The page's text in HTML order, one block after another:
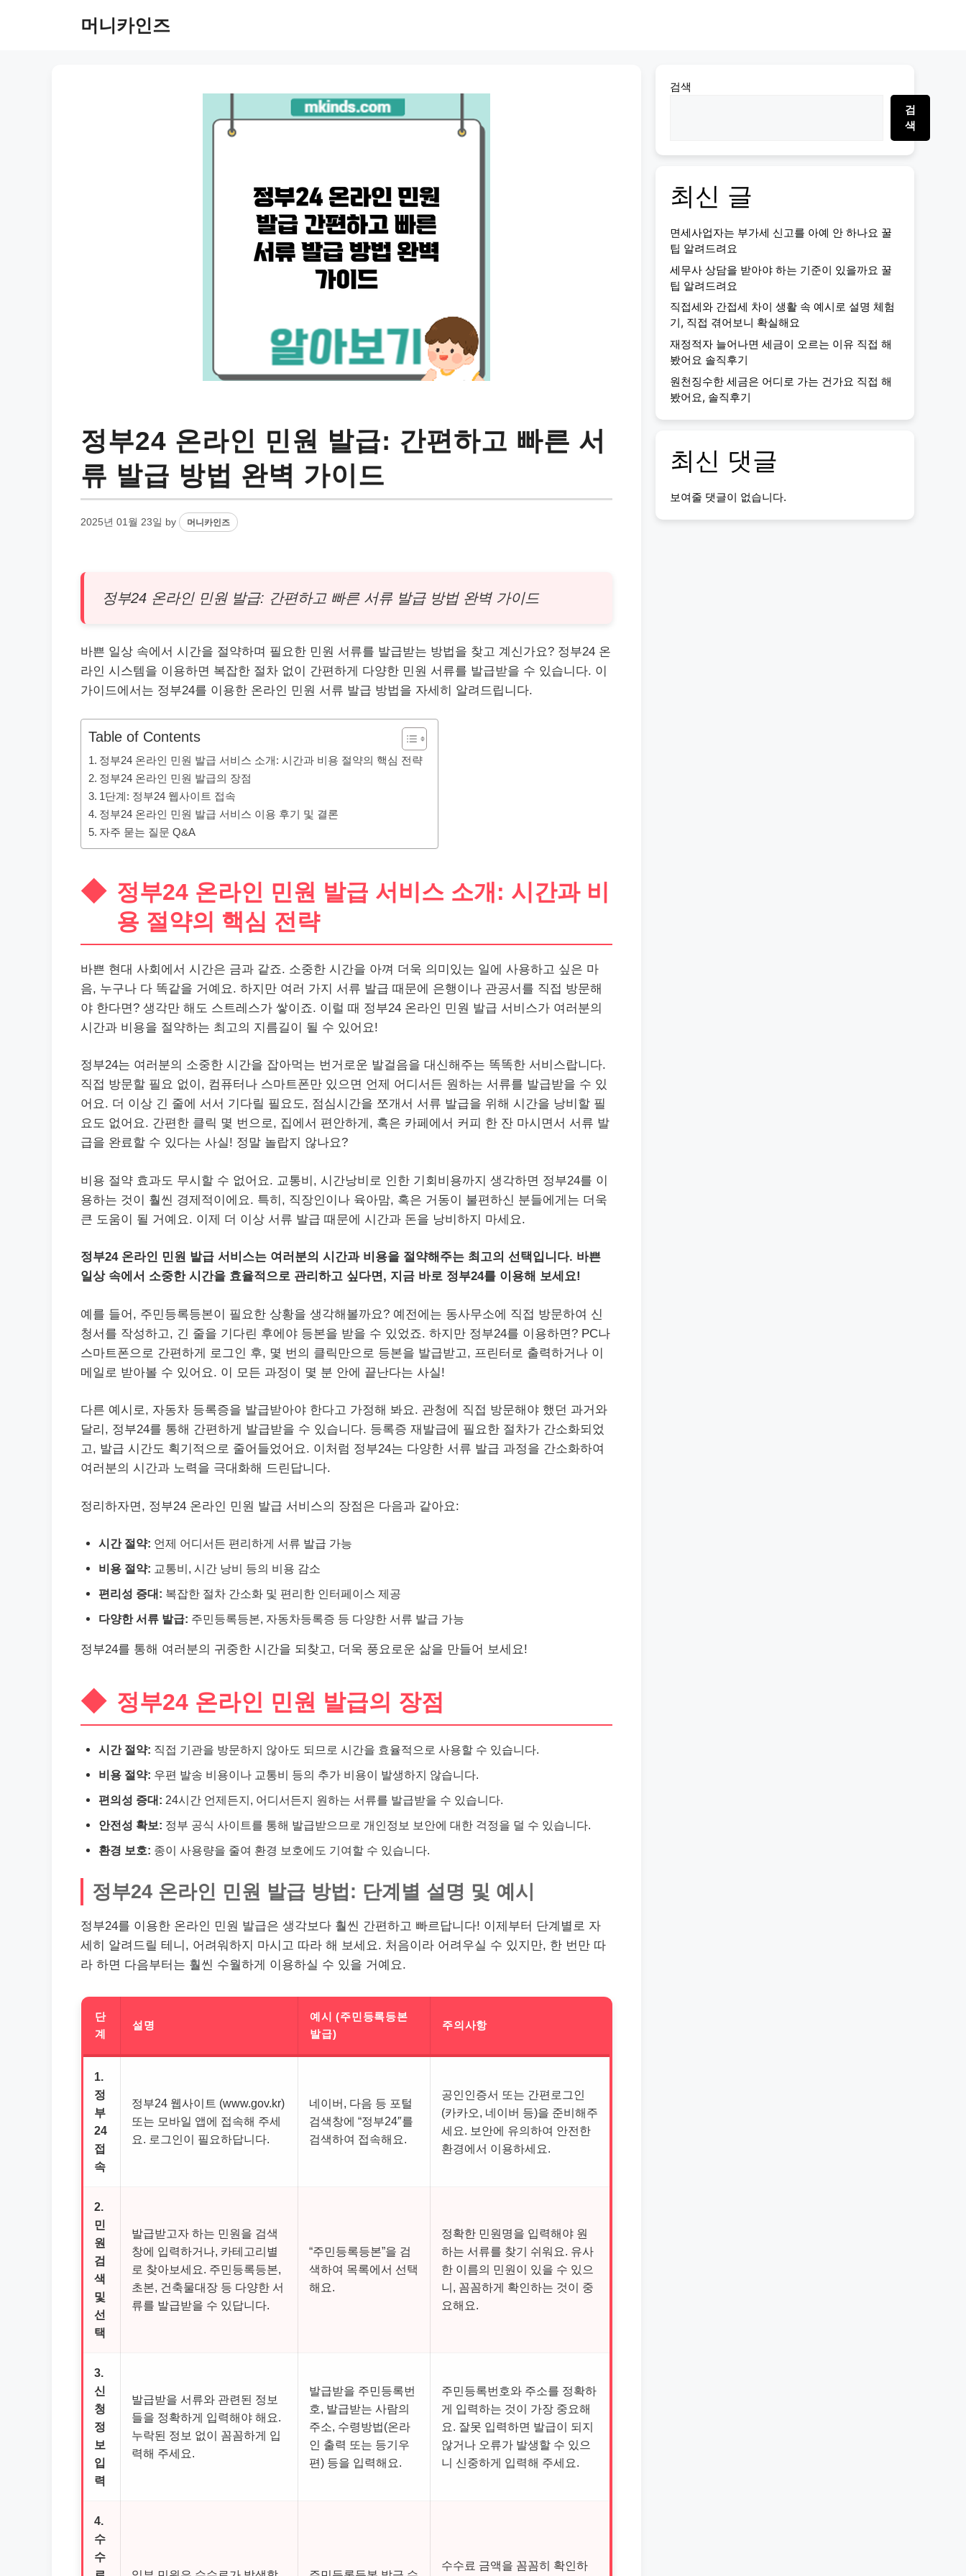
머니카인즈
정부24 온라인 민원 발급: 간편하고 빠른 서
류 발급 방법 완벽 가이드
2025년 01월 23일 by 머니카인즈
정부24 온라인 민원 발급: 간편하고 빠른 서류 발급 방법 완벽 가이드
바쁜 일상 속에서 시간을 절약하며 필요한 민원 서류를 발급받는 방법을 찾고 계신가요? 정부24 온
라인 시스템을 이용하면 복잡한 절차 없이 간편하게 다양한 민원 서류를 발급받을 수 있습니다. 이
가이드에서는 정부24를 이용한 온라인 민원 서류 발급 방법을 자세히 알려드립니다.
Table of Contents
정부24 온라인 민원 발급 서비스 소개: 시간과 비용 절약의 핵심 전략
정부24 온라인 민원 발급의 장점
1단계: 정부24 웹사이트 접속
정부24 온라인 민원 발급 서비스 이용 후기 및 결론
자주 묻는 질문 Q&A
정부24 온라인 민원 발급 서비스 소개: 시간과 비
용 절약의 핵심 전략
바쁜 현대 사회에서 시간은 금과 같죠. 소중한 시간을 아껴 더욱 의미있는 일에 사용하고 싶은 마
음, 누구나 다 똑같을 거예요. 하지만 여러 가지 서류 발급 때문에 은행이나 관공서를 직접 방문해
야 한다면? 생각만 해도 스트레스가 쌓이죠. 이럴 때 정부24 온라인 민원 발급 서비스가 여러분의
시간과 비용을 절약하는 최고의 지름길이 될 수 있어요!
정부24는 여러분의 소중한 시간을 잡아먹는 번거로운 발걸음을 대신해주는 똑똑한 서비스랍니다.
직접 방문할 필요 없이, 컴퓨터나 스마트폰만 있으면 언제 어디서든 원하는 서류를 발급받을 수 있
어요. 더 이상 긴 줄에 서서 기다릴 필요도, 점심시간을 쪼개서 서류 발급을 위해 시간을 낭비할 필
요도 없어요. 간편한 클릭 몇 번으로, 집에서 편안하게, 혹은 카페에서 커피 한 잔 마시면서 서류 발
급을 완료할 수 있다는 사실! 정말 놀랍지 않나요?
비용 절약 효과도 무시할 수 없어요. 교통비, 시간낭비로 인한 기회비용까지 생각하면 정부24를 이
용하는 것이 훨씬 경제적이에요. 특히, 직장인이나 육아맘, 혹은 거동이 불편하신 분들에게는 더욱
큰 도움이 될 거예요. 이제 더 이상 서류 발급 때문에 시간과 돈을 낭비하지 마세요.
정부24 온라인 민원 발급 서비스는 여러분의 시간과 비용을 절약해주는 최고의 선택입니다. 바쁜
일상 속에서 소중한 시간을 효율적으로 관리하고 싶다면, 지금 바로 정부24를 이용해 보세요!
예를 들어, 주민등록등본이 필요한 상황을 생각해볼까요? 예전에는 동사무소에 직접 방문하여 신
청서를 작성하고, 긴 줄을 기다린 후에야 등본을 받을 수 있었죠. 하지만 정부24를 이용하면? PC나
스마트폰으로 간편하게 로그인 후, 몇 번의 클릭만으로 등본을 발급받고, 프린터로 출력하거나 이
메일로 받아볼 수 있어요. 이 모든 과정이 몇 분 안에 끝난다는 사실!
다른 예시로, 자동차 등록증을 발급받아야 한다고 가정해 봐요. 관청에 직접 방문해야 했던 과거와
달리, 정부24를 통해 간편하게 발급받을 수 있습니다. 등록증 재발급에 필요한 절차가 간소화되었
고, 발급 시간도 획기적으로 줄어들었어요. 이처럼 정부24는 다양한 서류 발급 과정을 간소화하여
여러분의 시간과 노력을 극대화해 드린답니다.
정리하자면, 정부24 온라인 민원 발급 서비스의 장점은 다음과 같아요:
시간 절약: 언제 어디서든 편리하게 서류 발급 가능
비용 절약: 교통비, 시간 낭비 등의 비용 감소
편리성 증대: 복잡한 절차 간소화 및 편리한 인터페이스 제공
다양한 서류 발급: 주민등록등본, 자동차등록증 등 다양한 서류 발급 가능
정부24를 통해 여러분의 귀중한 시간을 되찾고, 더욱 풍요로운 삶을 만들어 보세요!
정부24 온라인 민원 발급의 장점
시간 절약: 직접 기관을 방문하지 않아도 되므로 시간을 효율적으로 사용할 수 있습니다.
비용 절약: 우편 발송 비용이나 교통비 등의 추가 비용이 발생하지 않습니다.
편의성 증대: 24시간 언제든지, 어디서든지 원하는 서류를 발급받을 수 있습니다.
안전성 확보: 정부 공식 사이트를 통해 발급받으므로 개인정보 보안에 대한 걱정을 덜 수 있습니다.
환경 보호: 종이 사용량을 줄여 환경 보호에도 기여할 수 있습니다.
정부24 온라인 민원 발급 방법: 단계별 설명 및 예시
정부24를 이용한 온라인 민원 발급은 생각보다 훨씬 간편하고 빠르답니다! 이제부터 단계별로 자
세히 알려드릴 테니, 어려워하지 마시고 따라 해 보세요. 처음이라 어려우실 수 있지만, 한 번만 따
라 하면 다음부터는 훨씬 수월하게 이용하실 수 있을 거예요.
단
계
설명
예시 (주민등록등본
발급)
주의사항
1.
정
부
24
접
속
정부24 웹사이트 (www.gov.kr)
또는 모바일 앱에 접속해 주세
요. 로그인이 필요하답니다.
네이버, 다음 등 포털
검색창에 “정부24″를
검색하여 접속해요.
공인인증서 또는 간편로그인
(카카오, 네이버 등)을 준비해주
세요. 보안에 유의하여 안전한
환경에서 이용하세요.
2.
민
원
검
색
및
선
택
발급받고자 하는 민원을 검색
창에 입력하거나, 카테고리별
로 찾아보세요. 주민등록등본,
초본, 건축물대장 등 다양한 서
류를 발급받을 수 있답니다.
“주민등록등본”을 검
색하여 목록에서 선택
해요.
정확한 민원명을 입력해야 원
하는 서류를 찾기 쉬워요. 유사
한 이름의 민원이 있을 수 있으
니, 꼼꼼하게 확인하는 것이 중
요해요.
3.
신
청
정
보
입
력
발급받을 서류와 관련된 정보
들을 정확하게 입력해야 해요.
누락된 정보 없이 꼼꼼하게 입
력해 주세요.
발급받을 주민등록번
호, 발급받는 사람의
주소, 수령방법(온라
인 출력 또는 등기우
편) 등을 입력해요.
주민등록번호와 주소를 정확하
게 입력하는 것이 가장 중요해
요. 잘못 입력하면 발급이 되지
않거나 오류가 발생할 수 있으
니 신중하게 입력해 주세요.
4.
수
수
수수료 금액을 꼼꼼히 확인하
검색
검
색
최신 글
면세사업자는 부가세 신고를 아예 안 하나요 꿀
팁 알려드려요
세무사 상담을 받아야 하는 기준이 있을까요 꿀
팁 알려드려요
직접세와 간접세 차이 생활 속 예시로 설명 체험
기, 직접 겪어보니 확실해요
재정적자 늘어나면 세금이 오르는 이유 직접 해
봤어요 솔직후기
원천징수한 세금은 어디로 가는 건가요 직접 해
봤어요, 솔직후기
최신 댓글
보여줄 댓글이 없습니다.